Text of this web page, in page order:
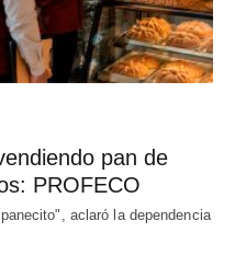
pan de
PROFECO
aclaró la dependencia